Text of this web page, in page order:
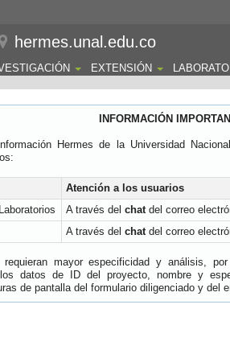
hermes.unal.edu.co
EXTENSIÓN
INFORMACIÓN
Hermes de la Universidad
Atención a los usuarios
A través del chatdel correo
A través del chatdel correo
requieran mayor especificidad y análisis,
datos de ID del proyecto, nombre y
de pantalla del formulario diligenciado y del